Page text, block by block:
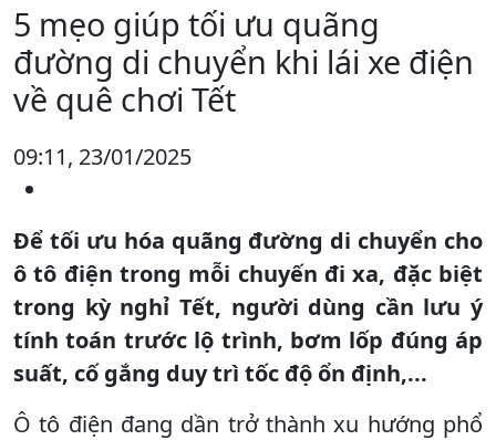
5 mẹo giúp tối ưu quãng
đường di chuyển khi lái xe điện
về quê chơi Tết
09:11, 23/01/2025
Để tối ưu hóa quãng đường di chuyển cho
ô tô điện trong mỗi chuyến đi xa, đặc biệt
trong kỳ nghỉ Tết, người dùng cần lưu ý
tính toán trước lộ trình, bơm lốp đúng áp
suất, cố gắng duy trì tốc độ ổn định,...
Ô tô điện đang dần trở thành xu hướng phổ